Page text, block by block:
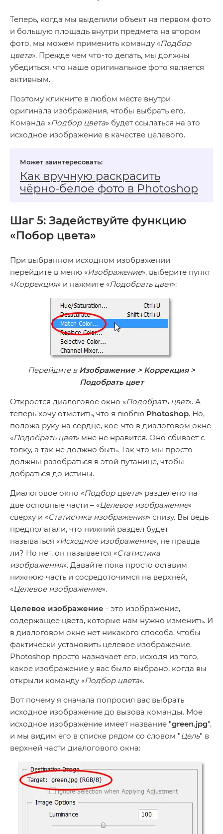
Теперь, когда мы выделили объект на первом фото
и большую площадь внутри предмета на втором
фото, мы можем применить команду «Подбор
цвета». Прежде чем что-то делать, мы должны
убедиться, что наше оригинальное фото является
активным.
Поэтому кликните в любом месте внутри
оригинала изображения, чтобы выбрать его.
Команда «Подбор цвета» будет ссылаться на это
исходное изображение в качестве целевого.
Как вручную раскрасить
чёрно‑белое фото в Photoshop
Шаг 5: Задействуйте функцию
«Побор цвета»
При выбранном исходном изображении
перейдите в меню «Изображение», выберите пункт
«Коррекция» и нажмите «Подобрать цвет»:
Перейдите в Изображение > Коррекция >
Подобрать цвет
Откроется диалоговое окно «Подобрать цвет». А
теперь хочу отметить, что я люблю Photoshop. Но,
положа руку на сердце, кое-что в диалоговом окне
«Подобрать цвет» мне не нравится. Оно сбивает с
толку, а так не должно быть. Так что мы просто
должны разобраться в этой путанице, чтобы
добраться до истины.
Диалоговое окно «Подбор цвета» разделено на
две основные части – «Целевое изображение»
сверху и «Статистика изображения» снизу. Вы ведь
предполагали, что нижний раздел будет
называться «Исходное изображение», не правда
ли? Но нет, он называется «Статистика
изображения». Давайте пока просто оставим
нижнюю часть и сосредоточимся на верхней,
«Целевое изображение».
Целевое изображение - это изображение,
содержащее цвета, которые нам нужно изменить. И
в диалоговом окне нет никакого способа, чтобы
фактически установить целевое изображение.
Photoshop просто назначает его, исходя из того,
какое изображение у вас было выбрано, когда вы
открыли команду «Подбор цвета».
Вот почему я сначала попросил вас выбрать
исходное изображение до вызова команды. Мое
исходное изображение имеет название "green.jpg",
и мы видим его в списке рядом со словом "Цель" в
верхней части диалогового окна: